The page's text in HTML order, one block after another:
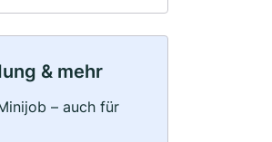
& mehr
– auch für